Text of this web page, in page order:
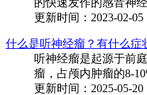
更新时间：2023-02-05
什么是听神经瘤？有什么症
听神经瘤是起源于前
瘤，占颅内肿瘤的8-
更新时间：2025-05-20